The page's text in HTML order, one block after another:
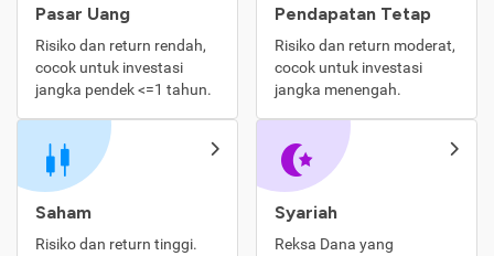
Pasar Uang
Risiko dan return rendah,
cocok untuk investasi
jangka pendek <=1 tahun.
Pendapatan Tetap
Risiko dan return moderat,
cocok untuk investasi
jangka menengah.
Saham
Risiko dan return tinggi.
Syariah
Reksa Dana yang